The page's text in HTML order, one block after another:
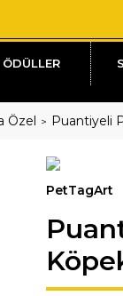
ÖDÜLLER
Özel Puantiyeli
PetTagArt